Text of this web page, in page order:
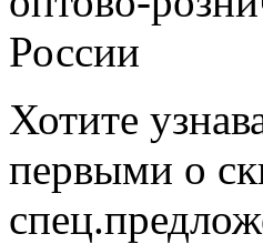
России
Хотите
первыми о